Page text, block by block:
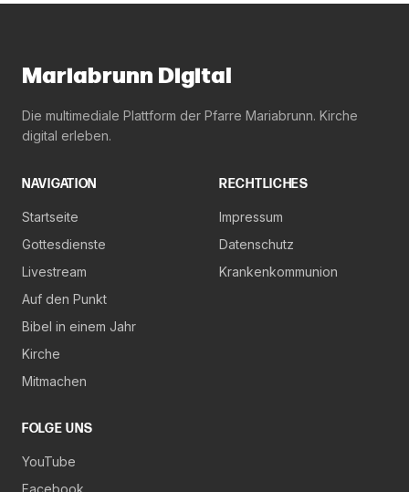
Mariabrunn Digital
Die multimediale Plattform der Pfarre Mariabrunn. Kirche
digital erleben.
NAVIGATION
Startseite
Gottesdienste
Livestream
Auf den Punkt
Bibel in einem Jahr
Kirche
Mitmachen
RECHTLICHES
Impressum
Datenschutz
Krankenkommunion
FOLGE UNS
YouTube
Facebook